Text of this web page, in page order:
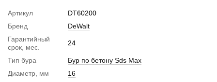
Артикул
DT60200
Бренд
DeWalt
Гарантийный
срок, мес.
24
Тип бура
Бур по бетону Sds Max
Диаметр, мм
16